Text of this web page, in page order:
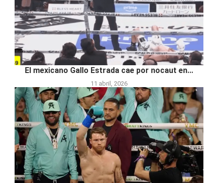
El mexicano Gallo Estrada cae por nocaut en...
11 abril, 2026